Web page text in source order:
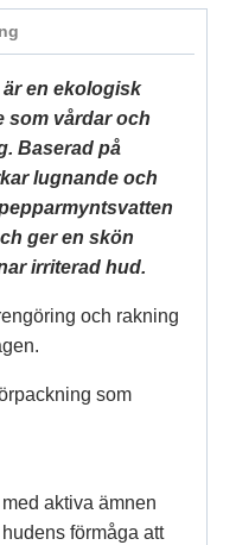
en ekologisk
som vårdar och
Baserad på
lugnande och
ger en skön
irriterad hud.
och rakning
som
aktiva ämnen
förmåga att